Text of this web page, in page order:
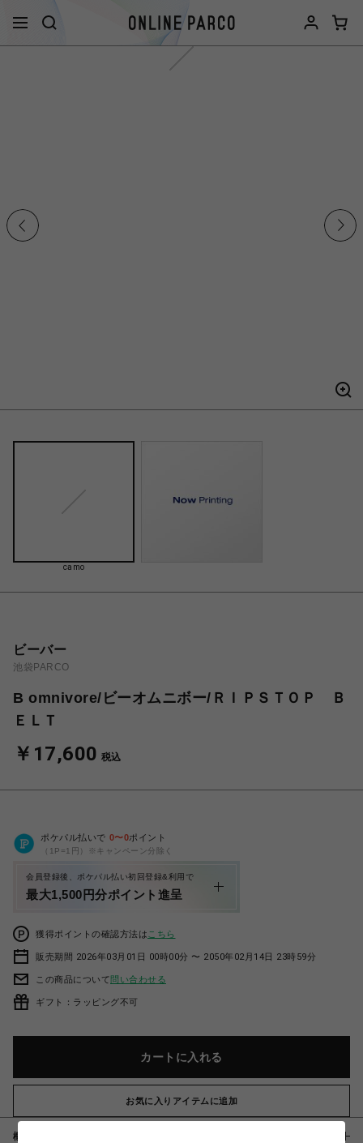
camo
ビーバー
池袋PARCO
B omnivore/ビーオムニボー/ＲＩＰＳＴＯＰ Ｂ
ＥＬＴ
￥17,600 税込
ポケパル払いで 0〜0ポイント
（1P=1円）※キャンペーン分除く
会員登録後、ポケパル払い初回登録&利用で
最大1,500円分ポイント進呈
獲得ポイントの確認方法は こちら
販売期間 2026年03月01日 00時00分 〜 2050年02月14日 23時59分
この商品について問い合わせる
ギフト：ラッピング不可
カートに入れる
お気に入りアイテムに追加
概要